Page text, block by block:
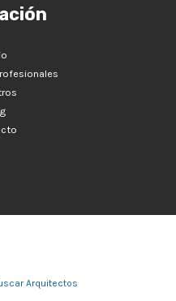
Arquitectos